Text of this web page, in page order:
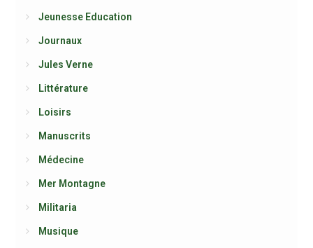
Jeunesse Education
Journaux
Jules Verne
Littérature
Loisirs
Manuscrits
Médecine
Mer Montagne
Militaria
Musique